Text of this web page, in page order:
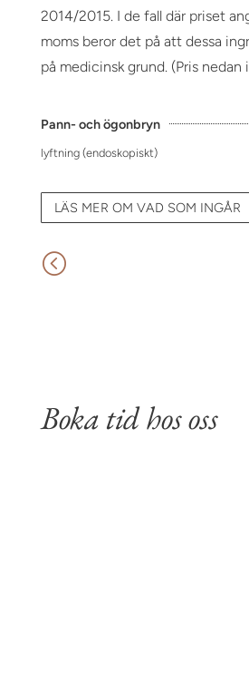
2014/2015. I de fall där priset
moms beror det på att dessa
på medicinsk grund. (Pris nedan
Pann- och ögonbryn
lyftning (endoskopiskt)
LÄS MER OM VAD SOM INGÅR
<
Boka tid hos oss